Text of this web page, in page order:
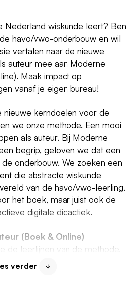
Nederland wiskunde leert? Ben
havo/vwo-onderbouw en wil
vertalen naar de nieuwe
auteur mee aan Moderne
Maak impact op
vanaf je eigen bureau!
nieuwe kerndoelen voor de
we onze methode. Een mooi
als auteur. Bij Moderne
begrip, geloven we dat een
onderbouw. We zoeken een
die abstracte wiskunde
van de havo/vwo-leerling.
het boek, maar juist ook de
digitale didactiek.
(Boek & Online)
de leerlijnen van de methode.
logische opbouw en de
verder